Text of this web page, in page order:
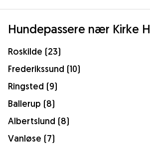
Hundepassere nær Kirke
Roskilde (23)
Frederikssund (10)
Ringsted (9)
Ballerup (8)
Albertslund (8)
Vanløse (7)